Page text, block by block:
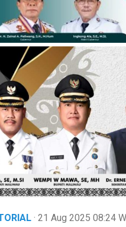
· 21 Aug 2025 08:24